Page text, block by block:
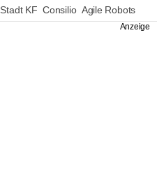
Stadt KF Consilio Agile Robots